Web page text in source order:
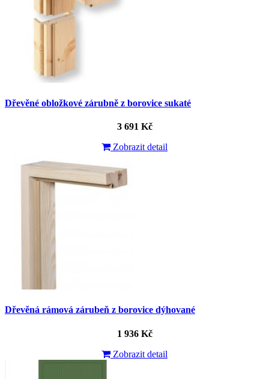
Dřevěné obložkové zárubně z borovice sukaté
3 691 Kč
Zobrazit detail
Dřevěná rámová zárubeň z borovice dýhované
1 936 Kč
Zobrazit detail